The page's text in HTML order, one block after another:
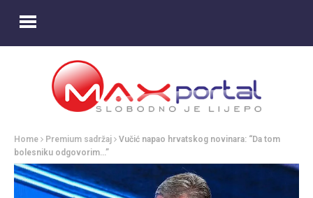
Home Premium sadržaj
Vučić napao hrvatskog novinara: “Da tom
bolesniku odgovorim…”